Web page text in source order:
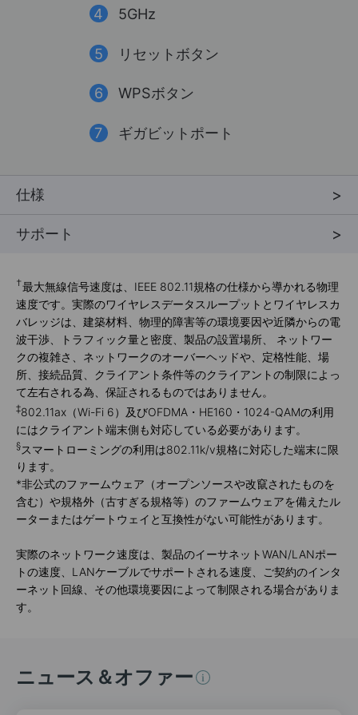
4 5GHz
5 リセットボタン
6 WPSボタン
7 ギガビットポート
仕様
サポート
†最大無線信号速度は、IEEE 802.11規格の仕様から導かれる物理
速度です。実際のワイヤレスデータスループットとワイヤレスカ
バレッジは、建築材料、物理的障害等の環境要因や近隣からの電
波干渉、トラフィック量と密度、製品の設置場所、 ネットワー
クの複雑さ、ネットワークのオーバーヘッドや、定格性能、場
所、接続品質、クライアント条件等のクライアントの制限によっ
て左右される為、保証されるものではありません。
‡802.11ax（Wi-Fi 6）及びOFDMA・HE160・1024-QAMの利用
にはクライアント端末側も対応している必要があります。
§スマートローミングの利用は802.11k/v規格に対応した端末に限
ります。
*非公式のファームウェア（オープンソースや改竄されたものを
含む）や規格外（古すぎる規格等）のファームウェアを備えたル
ーターまたはゲートウェイと互換性がない可能性があります。
実際のネットワーク速度は、製品のイーサネットWAN/LANポー
トの速度、LANケーブルでサポートされる速度、ご契約のインタ
ーネット回線、その他環境要因によって制限される場合がありま
す。
ニュース＆オファー